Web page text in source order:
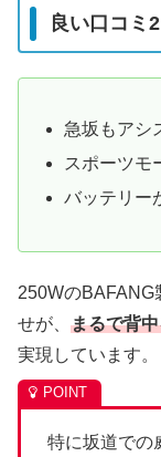
良い口コミ
急坂もアシ
スポーツモ
バッテリー
250WのBAFANG
せが、 まるで背
実現しています。
特に坂道での